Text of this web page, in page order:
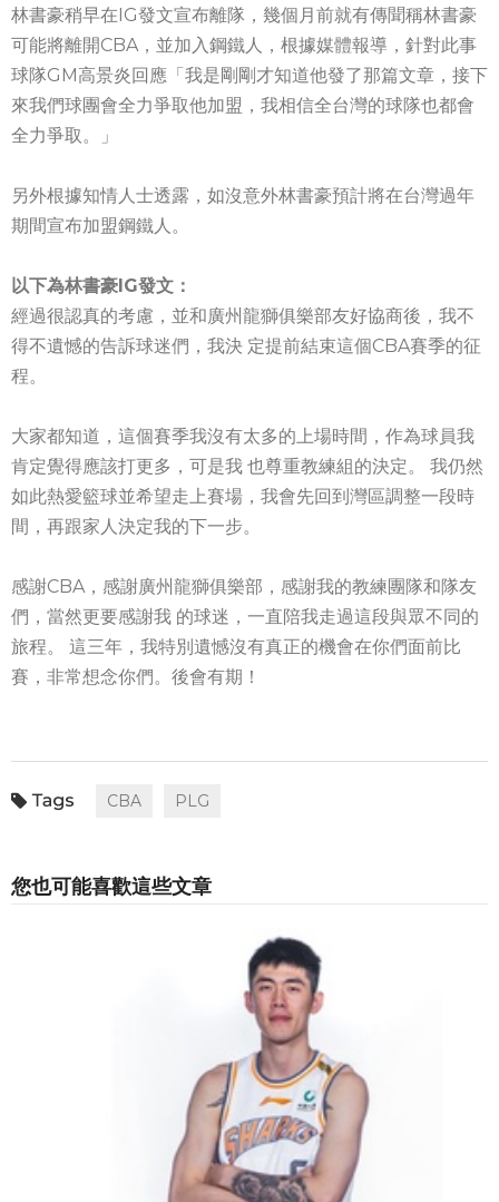
林書豪稍早在IG發文宣布離隊，幾個月前就有傳聞稱林書豪
可能將離開CBA，並加入鋼鐵人，根據媒體報導，針對此事
球隊GM高景炎回應「我是剛剛才知道他發了那篇文章，接下
來我們球團會全力爭取他加盟，我相信全台灣的球隊也都會
全力爭取。」
另外根據知情人士透露，如沒意外林書豪預計將在台灣過年
期間宣布加盟鋼鐵人。
以下為林書豪IG發文：
經過很認真的考慮，並和廣州龍獅俱樂部友好協商後，我不
得不遺憾的告訴球迷們，我決 定提前結束這個CBA賽季的征
程。
大家都知道，這個賽季我沒有太多的上場時間，作為球員我
肯定覺得應該打更多，可是我 也尊重教練組的決定。 我仍然
如此熱愛籃球並希望走上賽場，我會先回到灣區調整一段時
間，再跟家人決定我的下一步。
感謝CBA，感謝廣州龍獅俱樂部，感謝我的教練團隊和隊友
們，當然更要感謝我 的球迷，一直陪我走過這段與眾不同的
旅程。 這三年，我特別遺憾沒有真正的機會在你們面前比
賽，非常想念你們。後會有期！
CBA PLG
您也可能喜歡這些文章